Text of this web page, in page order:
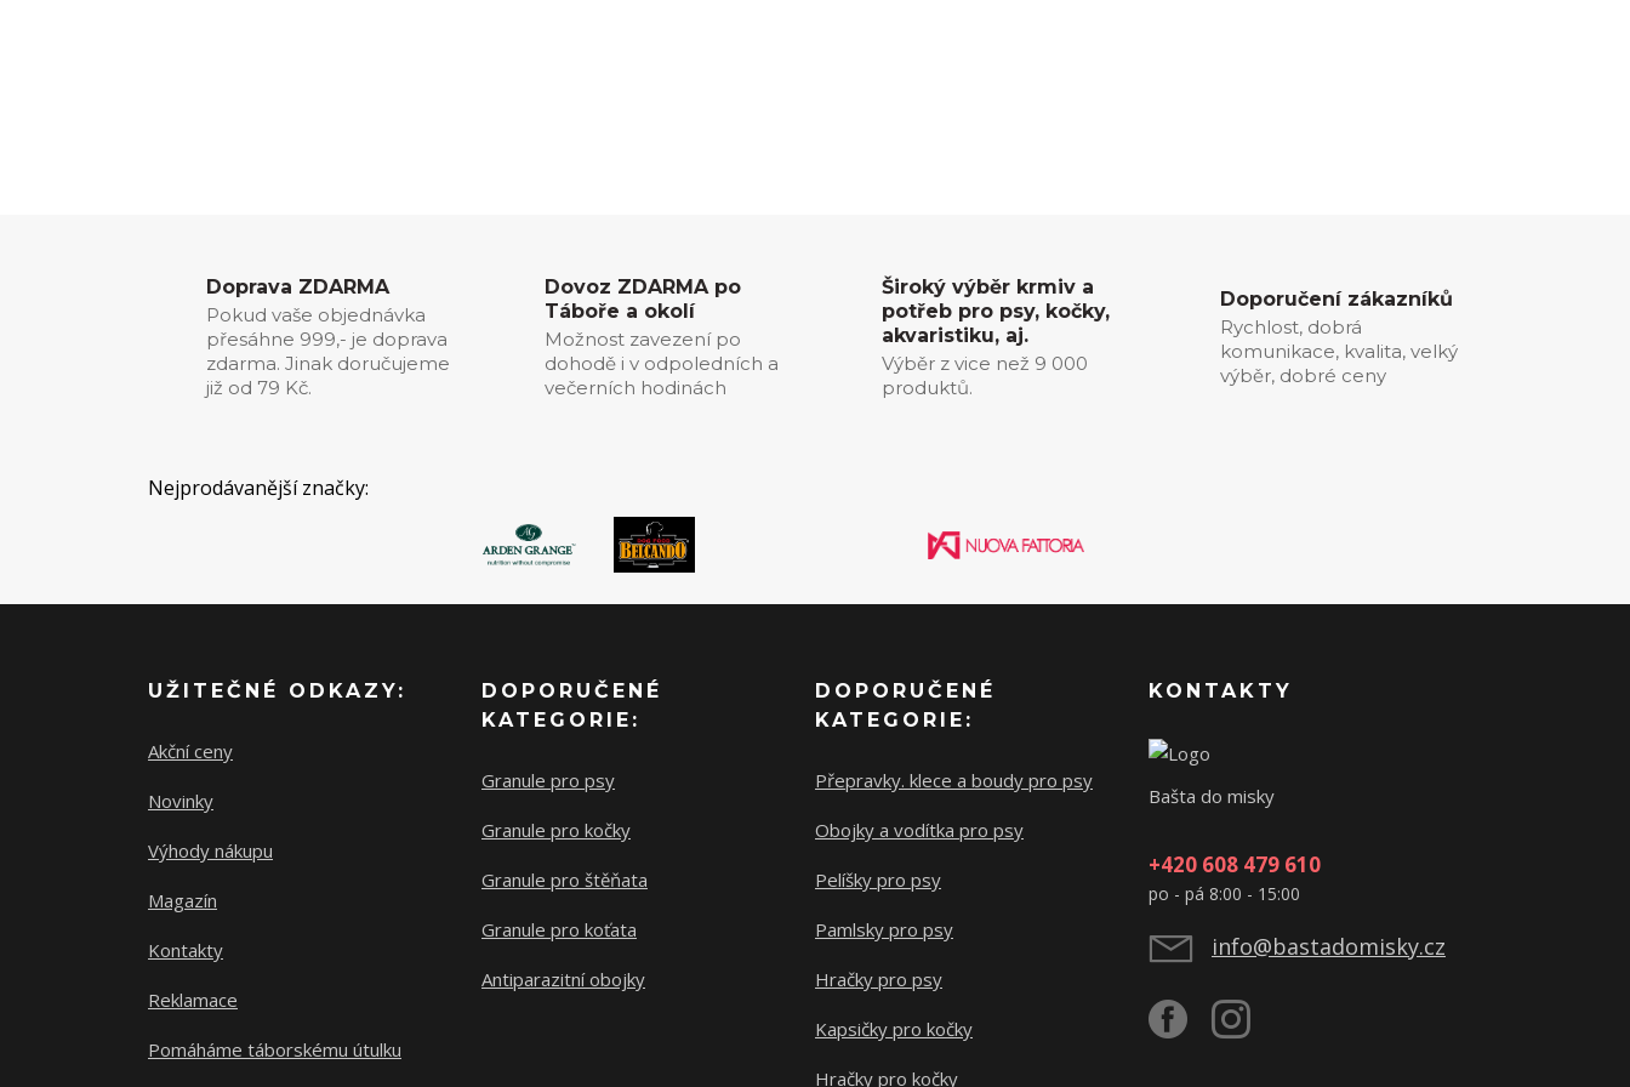
Doprava ZDARMA
Pokud vaše objednávka
přesáhne 999,- je doprava
zdarma. Jinak doručujeme
již od 79 Kč.
Dovoz ZDARMA po
Táboře a okolí
Možnost zavezení po
dohodě i v odpoledních a
večerních hodinách
Široký výběr krmiv a
potřeb pro psy, kočky,
akvaristiku, aj.
Výběr z vice než 9 000
produktů.
Doporučení zákazníků
Rychlost, dobrá
komunikace, kvalita, velký
výběr, dobré ceny
Nejprodávanější značky:
UŽITEČNÉ ODKAZY:
Akční ceny
Novinky
Výhody nákupu
Magazín
Kontakty
Reklamace
Pomáháme táborskému útulku
DOPORUČENÉ
KATEGORIE:
Granule pro psy
Granule pro kočky
Granule pro štěňata
Granule pro koťata
Antiparazitní obojky
DOPORUČENÉ
KATEGORIE:
Přepravky. klece a boudy pro psy
Obojky a vodítka pro psy
Pelíšky pro psy
Pamlsky pro psy
Hračky pro psy
Kapsičky pro kočky
Hračky pro kočky
KONTAKTY
Bašta do misky
+420 608 479 610
po - pá 8:00 - 15:00
info@bastadomisky.cz